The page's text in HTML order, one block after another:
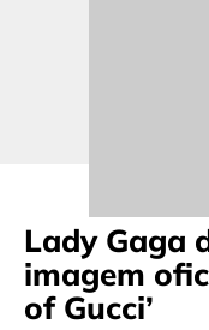
Lady Gaga
imagem
of Gucci’